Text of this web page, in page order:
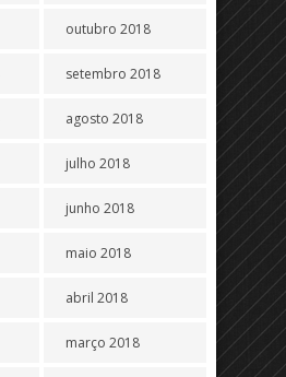
outubro 2018
setembro 2018
agosto 2018
julho 2018
junho 2018
maio 2018
abril 2018
março 2018